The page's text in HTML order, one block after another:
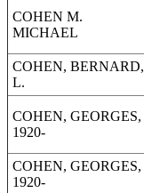
COHEN M.
MICHAEL
COHEN, BERNARD,
L.
COHEN, GEORGES,
1920-
COHEN, GEORGES,
1920-